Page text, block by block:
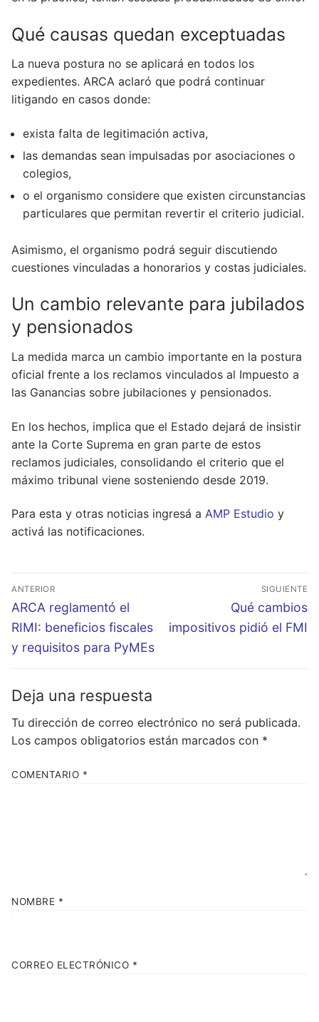
Qué causas quedan exceptuadas
La nueva postura no se aplicará en todos los
expedientes. ARCA aclaró que podrá continuar
litigando en casos donde:
exista falta de legitimación activa,
las demandas sean impulsadas por asociaciones o
colegios,
o el organismo considere que existen circunstancias
particulares que permitan revertir el criterio judicial.
Asimismo, el organismo podrá seguir discutiendo
cuestiones vinculadas a honorarios y costas judiciales.
Un cambio relevante para jubilados
y pensionados
La medida marca un cambio importante en la postura
oficial frente a los reclamos vinculados al Impuesto a
las Ganancias sobre jubilaciones y pensionados.
En los hechos, implica que el Estado dejará de insistir
ante la Corte Suprema en gran parte de estos
reclamos judiciales, consolidando el criterio que el
máximo tribunal viene sosteniendo desde 2019.
Para esta y otras noticias ingresá a AMP Estudio y
activá las notificaciones.
Navegación
de
entradas
ANTERIOR
Entrada
anterior:
ARCA reglamentó el
RIMI: beneficios fiscales
y requisitos para PyMEs
SIGUIENTE
Entrada
siguiente:
Qué cambios
impositivos pidió el FMI
Deja una respuesta
Tu dirección de correo electrónico no será publicada.
Los campos obligatorios están marcados con *
COMENTARIO *
NOMBRE *
CORREO ELECTRÓNICO *